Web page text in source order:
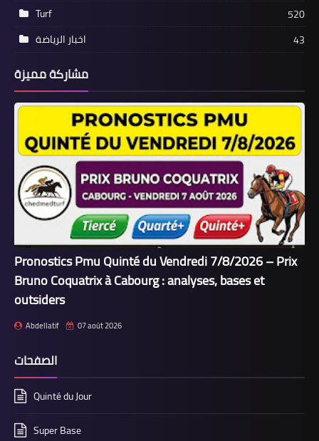
Turf
520
اخبار الرياضة
43
مشاركة مميزة
Pronostics Pmu Quinté du Vendredi 7/8/2026 – Prix
Bruno Coquatrix à Cabourg : analyses, bases et
outsiders
Abdellatif 07 août 2026
الصفحات
Quinté du Jour
Super Base